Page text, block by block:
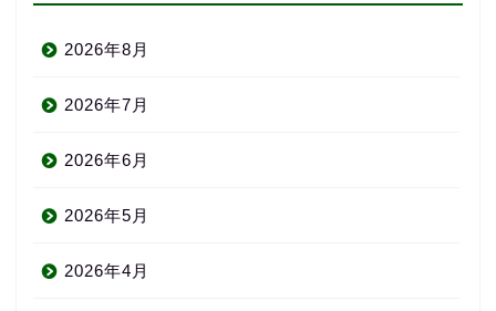
2026年8月
2026年7月
2026年6月
2026年5月
2026年4月